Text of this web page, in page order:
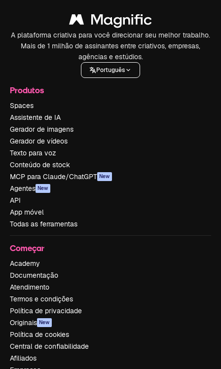
A plataforma criativa para você direcionar seu melhor trabalho.
Mais de 1 milhão de assinantes entre criativos, empresas,
agências e estúdios.
Português
Produtos
Spaces
Assistente de IA
Gerador de imagens
Gerador de vídeos
Texto para voz
Conteúdo de stock
MCP para Claude/ChatGPT New
Agentes New
API
App móvel
Todas as ferramentas
Começar
Academy
Documentação
Atendimento
Termos e condições
Política de privacidade
Originais New
Política de cookies
Central de confiabilidade
Afiliados